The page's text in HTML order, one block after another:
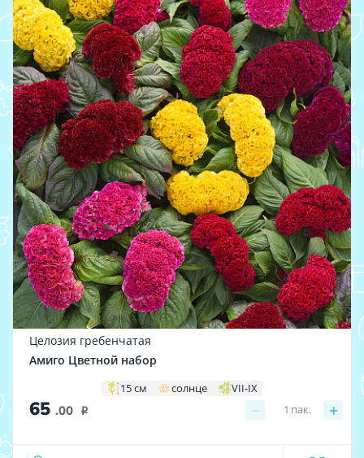
Целозия гребенчатая
Амиго Цветной набор
15 см солнце VII-IX
65 .00 i − +
1 пак.